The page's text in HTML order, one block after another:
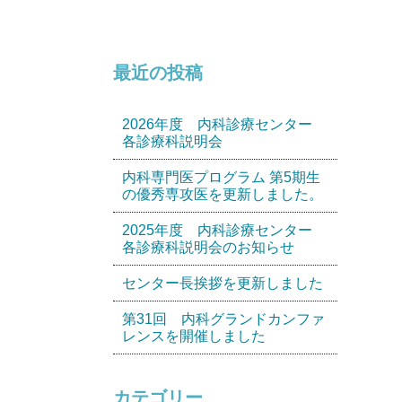
最近の投稿
2026年度 内科診療センター
各診療科説明会
内科専門医プログラム 第5期生
の優秀専攻医を更新しました。
2025年度 内科診療センター
各診療科説明会のお知らせ
センター長挨拶を更新しました
第31回 内科グランドカンファ
レンスを開催しました
カテゴリー